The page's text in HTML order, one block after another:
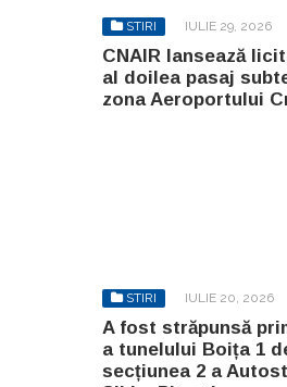
STIRI IULIE 29, 2026
CNAIR lansează
al doilea pasaj
zona Aeroportului
STIRI IULIE 20, 2026
A fost străpunsă
a tunelului Boița 1
secțiunea 2 a